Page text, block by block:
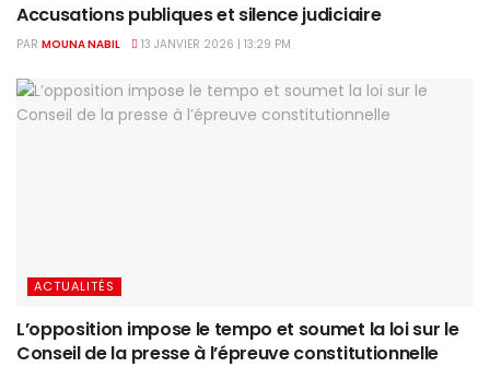
Accusations publiques et silence judiciaire
PAR MOUNA NABIL 13 JANVIER 2026 | 13:29 PM
ACTUALITÉS
L’opposition impose le tempo et soumet la loi sur le
Conseil de la presse à l’épreuve constitutionnelle